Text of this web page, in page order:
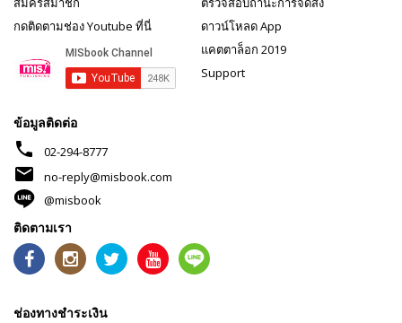
กดติดตามช่อง Youtube ที่นี่
ดาวน์โหลด App
แคตตาล็อก 2019
Support
ข้อมูลติดต่อ
phone 02-294-8777
mail
no-reply@misbook.com
@misbook
ติดตามเรา
ช่องทางชำระเงิน